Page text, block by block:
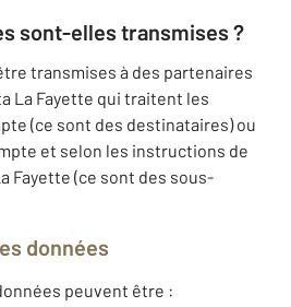
sont-elles transmises ?
transmises à des partenaires
La Fayette qui traitent les
(ce sont des destinataires) ou
et selon les instructions de
Fayette (ce sont des sous-
données
peuvent être :